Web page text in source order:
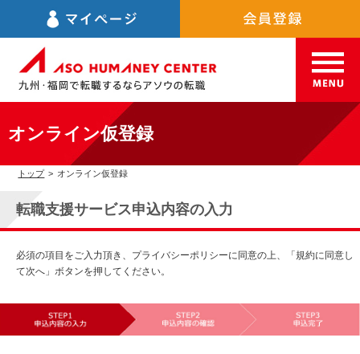
オンライン仮登録
トップ > オンライン仮登録
転職支援サービス申込内容の入力
必須の項目をご入力頂き、プライバシーポリシーに同意の上、「規約に同意し
て次へ」ボタンを押してください。